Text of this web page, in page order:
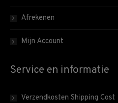
Afrekenen
Mijn Account
Service en informatie
Verzendkosten Shipping Cost